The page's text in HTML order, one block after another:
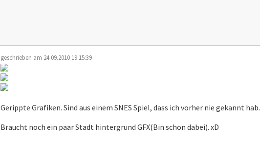
geschrieben am 24.09.2010 19:15:39
Gerippte Grafiken. Sind aus einem SNES Spiel, dass ich vorher nie gekannt hab.
Braucht noch ein paar Stadt hintergrund GFX(Bin schon dabei). xD